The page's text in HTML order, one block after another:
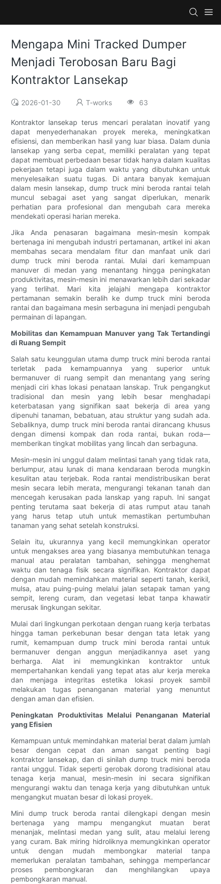
Mengapa Mini Tracked Dumper
Menjadi Terobosan Baru Bagi
Kontraktor Lansekap
2026-01-30 T-works 63
Kontraktor lansekap terus mencari peralatan inovatif yang
dapat menyederhanakan proyek mereka, meningkatkan
efisiensi, dan memberikan hasil yang luar biasa. Dalam dunia
lansekap yang serba cepat, memiliki peralatan yang tepat
dapat membuat perbedaan besar tidak hanya dalam kualitas
pekerjaan tetapi juga dalam waktu yang dibutuhkan untuk
menyelesaikan suatu tugas. Di antara banyak kemajuan
dalam mesin lansekap, dump truck mini beroda rantai telah
muncul sebagai aset yang sangat diperlukan, menarik
perhatian para profesional dan mengubah cara mereka
mendekati operasi harian mereka.
Jika Anda penasaran bagaimana mesin-mesin kompak
bertenaga ini mengubah industri pertamanan, artikel ini akan
membahas secara mendalam fitur dan manfaat unik dari
dump truck mini beroda rantai. Mulai dari kemampuan
manuver di medan yang menantang hingga peningkatan
produktivitas, mesin-mesin ini menawarkan lebih dari sekadar
yang terlihat. Mari kita jelajahi mengapa kontraktor
pertamanan semakin beralih ke dump truck mini beroda
rantai dan bagaimana mesin serbaguna ini menjadi pengubah
permainan di lapangan.
Mobilitas dan Kemampuan Manuver yang Tak Tertandingi
di Ruang Sempit
Salah satu keunggulan utama dump truck mini beroda rantai
terletak pada kemampuannya yang superior untuk
bermanuver di ruang sempit dan menantang yang sering
menjadi ciri khas lokasi penataan lanskap. Truk pengangkut
tradisional dan mesin yang lebih besar menghadapi
keterbatasan yang signifikan saat bekerja di area yang
dipenuhi tanaman, bebatuan, atau struktur yang sudah ada.
Sebaliknya, dump truck mini beroda rantai dirancang khusus
dengan dimensi kompak dan roda rantai, bukan roda—
memberikan tingkat mobilitas yang lincah dan serbaguna.
Mesin-mesin ini unggul dalam melintasi tanah yang tidak rata,
berlumpur, atau lunak di mana kendaraan beroda mungkin
kesulitan atau terjebak. Roda rantai mendistribusikan berat
mesin secara lebih merata, mengurangi tekanan tanah dan
mencegah kerusakan pada lanskap yang rapuh. Ini sangat
penting terutama saat bekerja di atas rumput atau tanah
yang harus tetap utuh untuk memastikan pertumbuhan
tanaman yang sehat setelah konstruksi.
Selain itu, ukurannya yang kecil memungkinkan operator
untuk mengakses area yang biasanya membutuhkan tenaga
manual atau peralatan tambahan, sehingga menghemat
waktu dan tenaga fisik secara signifikan. Kontraktor dapat
dengan mudah memindahkan material seperti tanah, kerikil,
mulsa, atau puing-puing melalui jalan setapak taman yang
sempit, lereng curam, dan vegetasi lebat tanpa khawatir
merusak lingkungan sekitar.
Mulai dari lingkungan perkotaan dengan ruang kerja terbatas
hingga taman perkebunan besar dengan tata letak yang
rumit, kemampuan dump truck mini beroda rantai untuk
bermanuver dengan anggun menjadikannya aset yang
berharga. Alat ini memungkinkan kontraktor untuk
mempertahankan kendali yang tepat atas alur kerja mereka
dan menjaga integritas estetika lokasi proyek sambil
melakukan tugas penanganan material yang menuntut
dengan aman dan efisien.
Peningkatan Produktivitas Melalui Penanganan Material
yang Efisien
Kemampuan untuk memindahkan material berat dalam jumlah
besar dengan cepat dan aman sangat penting bagi
kontraktor lansekap, dan di sinilah dump truck mini beroda
rantai unggul. Tidak seperti gerobak dorong tradisional atau
tenaga kerja manual, mesin-mesin ini secara signifikan
mengurangi waktu dan tenaga kerja yang dibutuhkan untuk
mengangkut muatan besar di lokasi proyek.
Mini dump truck beroda rantai dilengkapi dengan mesin
bertenaga yang mampu mengangkut muatan berat
menanjak, melintasi medan yang sulit, atau melalui lereng
yang curam. Bak miring hidroliknya memungkinkan operator
untuk dengan mudah membongkar material tanpa
memerlukan peralatan tambahan, sehingga memperlancar
proses pembongkaran dan menghilangkan upaya
pembongkaran manual.